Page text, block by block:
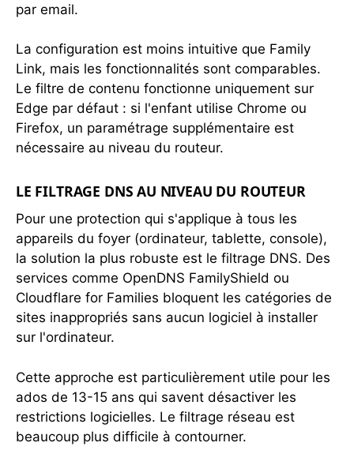
par email.
La configuration est moins intuitive que Family
Link, mais les fonctionnalités sont comparables.
Le filtre de contenu fonctionne uniquement sur
Edge par défaut : si l'enfant utilise Chrome ou
Firefox, un paramétrage supplémentaire est
nécessaire au niveau du routeur.
LE FILTRAGE DNS AU NIVEAU DU ROUTEUR
Pour une protection qui s'applique à tous les
appareils du foyer (ordinateur, tablette, console),
la solution la plus robuste est le filtrage DNS. Des
services comme OpenDNS FamilyShield ou
Cloudflare for Families bloquent les catégories de
sites inappropriés sans aucun logiciel à installer
sur l'ordinateur.
Cette approche est particulièrement utile pour les
ados de 13-15 ans qui savent désactiver les
restrictions logicielles. Le filtrage réseau est
beaucoup plus difficile à contourner.